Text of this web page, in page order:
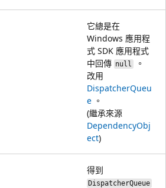
它總是在
Windows 應用程
式 SDK 應用程式
中回傳 null 。
改用
DispatcherQueu
e 。
(繼承來源
DependencyObj
ect)
得到
DispatcherQueue